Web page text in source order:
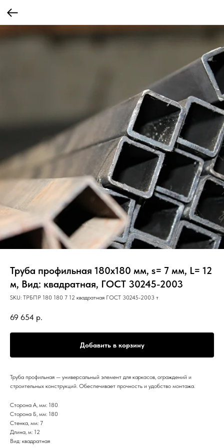
Труба профильная 180х180 мм, s= 7 мм, L= 12
м, Вид: квадратная, ГОСТ 30245-2003
SKU: ТРБПР 180 180 7 12 квадратная ГОСТ 30245-2003 т
69 654 р.
Добавить в корзину
Труба профильная — универсальный элемент для каркасов, ограждений и
строительных конструкций. Обеспечивает прочность и удобство монтажа.
Сторона А, мм: 180
Сторона Б, мм: 180
Стенка, мм: 7
Длина, м: 12
Вид: квадратная